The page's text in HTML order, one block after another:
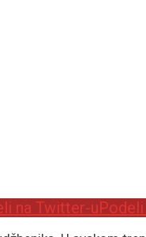
na Twitter-u